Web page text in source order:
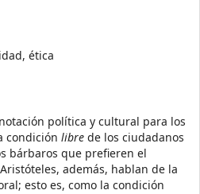
ética
política y cultural para los
condición libre de los ciudadanos
bárbaros que prefieren el
además, hablan de la
esto es, como la condición